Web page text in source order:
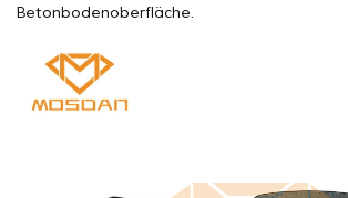
Betonbodenoberfläche.